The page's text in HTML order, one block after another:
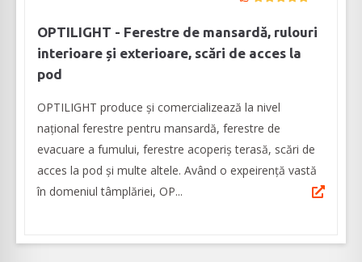
OPTILIGHT - Ferestre de mansardă, rulouri
interioare și exterioare, scări de acces la
pod
OPTILIGHT produce şi comercializează la nivel
naţional ferestre pentru mansardă, ferestre de
evacuare a fumului, ferestre acoperiş terasă, scări de
acces la pod și multe altele. Având o expeirenţă vastă
în domeniul tâmplăriei, OP...